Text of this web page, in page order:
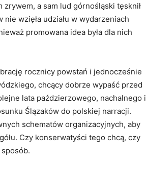
zrywem, a sam lud górnośląski tęsknił
wzięła udziału w wydarzeniach
promowana idea była dla nich
rocznicy powstań i jednocześnie
chcący dobrze wypaść przed
lata paździerzowego, nachalnego i
Ślązaków do polskiej narracji.
schematów organizacyjnych, aby
Czy konserwatyści tego chcą, czy